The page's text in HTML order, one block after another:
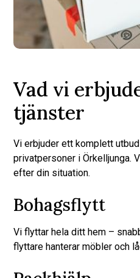
Vad vi
tjänster
Vi erbjuder ett komplett
privatpersoner i Örkelljunga.
efter din situation.
Bohagsflytt
Vi flyttar hela ditt hem –
flyttare hanterar möbler och